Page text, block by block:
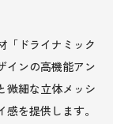
「ドライナミック
インの高機能アン
微細な立体メッシ
を提供します。